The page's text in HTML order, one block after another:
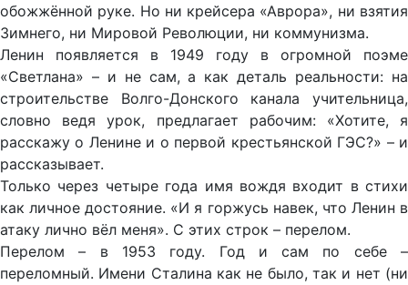
обожжённой руке. Но ни крейсера «Аврора», ни взятия
Зимнего, ни Мировой Революции, ни коммунизма.
Ленин появляется в 1949 году в огромной поэме
«Светлана» – и не сам, а как деталь реальности: на
строительстве Волго-Донского канала учительница,
словно ведя урок, предлагает рабочим: «Хотите, я
расскажу о Ленине и о первой крестьянской ГЭС?» – и
рассказывает.
Только через четыре года имя вождя входит в стихи
как личное достояние. «И я горжусь навек, что Ленин в
атаку лично вёл меня». С этих строк – перелом.
Перелом – в 1953 году. Год и сам по себе –
переломный. Имени Сталина как не было, так и нет (ни